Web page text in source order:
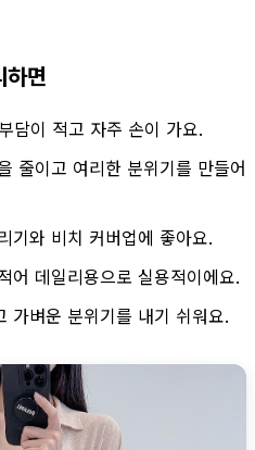
면
담이 적고 자주 손이 가요.
줄이고 여리한 분위기를 만들어
기와 비치 커버업에 좋아요.
어 데일리용으로 실용적이에요.
가벼운 분위기를 내기 쉬워요.